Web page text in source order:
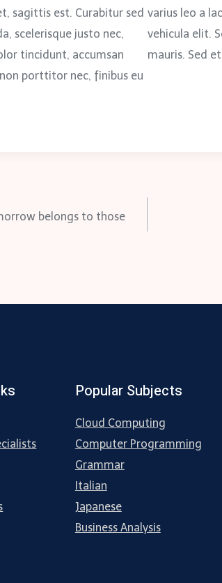
sagittis est. Curabitur sed
scelerisque justo nec,
tincidunt, accumsan
porttitor nec, finibus eu
varius leo a
vehicula elit.
mauris. Sed
belongs to those
Popular Subjects
Cloud Computing
Computer Programming
Grammar
Italian
Japanese
Business Analysis